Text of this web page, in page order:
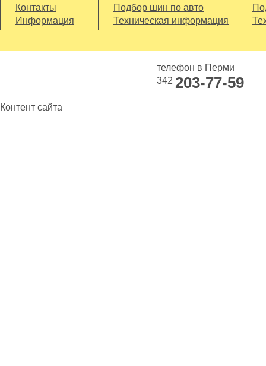
Контакты
Информация
Подбор шин по авто
Техническая информация
телефон в Перми
342 203-77-59
Контент сайта